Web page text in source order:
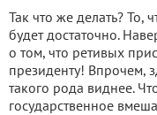
Так что же делать? То,
будет достаточно.
о том, что ретивых
президенту! Впрочем,
такого рода виднее.
государственное